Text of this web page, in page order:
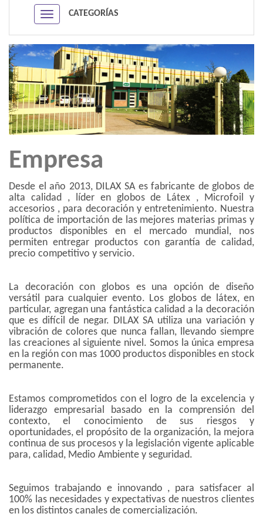
Navigation ein-/ausblenden
CATEGORÍAS
Empresa
Desde el año 2013, DILAX SA es fabricante de globos de
alta calidad , líder en globos de Látex , Microfoil y
accesorios , para decoración y entretenimiento. Nuestra
política de importación de las mejores materias primas y
productos disponibles en el mercado mundial, nos
permiten entregar productos con garantía de calidad,
precio competitivo y servicio.
La decoración con globos es una opción de diseño
versátil para cualquier evento. Los globos de látex, en
particular, agregan una fantástica calidad a la decoración
que es difícil de negar. DILAX SA utiliza una variación y
vibración de colores que nunca fallan, llevando siempre
las creaciones al siguiente nivel. Somos la única empresa
en la región con mas 1000 productos disponibles en stock
permanente.
Estamos comprometidos con el logro de la excelencia y
liderazgo empresarial basado en la comprensión del
contexto, el conocimiento de sus riesgos y
oportunidades, el propósito de la organización, la mejora
continua de sus procesos y la legislación vigente aplicable
para, calidad, Medio Ambiente y seguridad.
Seguimos trabajando e innovando , para satisfacer al
100% las necesidades y expectativas de nuestros clientes
en los distintos canales de comercialización.